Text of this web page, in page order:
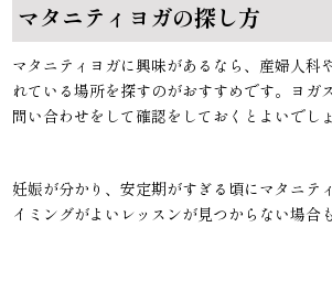
マタニティヨガの探し方
マタニティヨガに興味があるなら、産婦人科
れている場所を探すのがおすすめです。ヨガ
問い合わせをして確認をしておくとよいでしょ
妊娠が分かり、安定期がすぎる頃にマタニテ
イミングがよいレッスンが見つからない場合